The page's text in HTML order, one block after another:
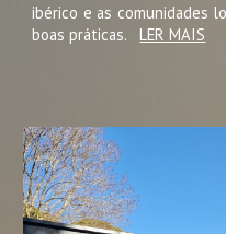
ibérico e as comunidades
boas práticas.
LER MAIS